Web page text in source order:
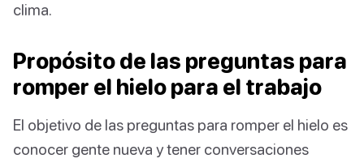
clima.
Propósito de las preguntas para
romper el hielo para el trabajo
El objetivo de las preguntas para romper el hielo es
conocer gente nueva y tener conversaciones